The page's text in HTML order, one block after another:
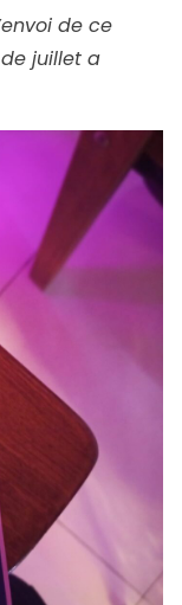
de ce
juillet a